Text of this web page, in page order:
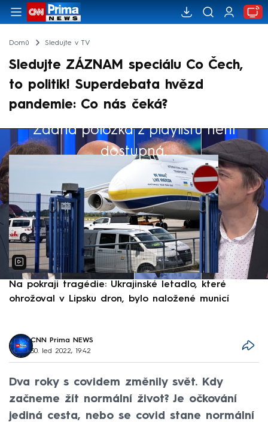
Domů Sledujte v TV
Sledujte ZÁZNAM speciálu Co Čech,
to politik! Superdebata hvězd
pandemie: Co nás čeká?
Žádná položka z playlistu není
dostupná.
Výběr redakce
Na pokraji tragédie: Ukrajinské letadlo, které
ohrožoval v Lipsku dron, bylo naložené municí
CNN Prima NEWS
30. led 2022, 19:42
Dva roky s covidem změnily svět. Kdy
začneme žít normální život? Je očkování
jediná cesta, nebo se covid stane normální